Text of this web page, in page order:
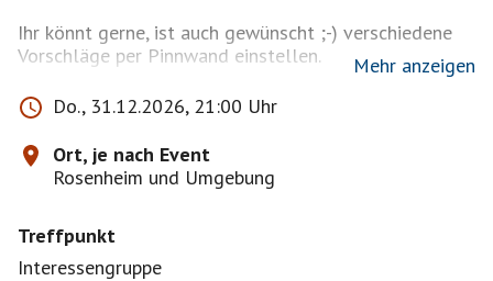
Ihr könnt gerne, ist auch gewünscht ;-) verschiedene
Vorschläge per Pinnwand einstellen.
Jede Anmeldung beinhaltet mir gegenüber eine
vollständige Haftungsfreistellung
für alle Schäden, die aus der Teilnahme eines (realen)
Events entstehen oder entstehen können.
Teilnehmer und Begleitpersonen erkennen diese
mit einer Anmeldung zum Event und/oder
Interessengruppe als wirksam an.
Mehr anzeigen
Do., 31.12.2026, 21:00 Uhr
Ort, je nach Event
Rosenheim und Umgebung
Treffpunkt
Interessengruppe